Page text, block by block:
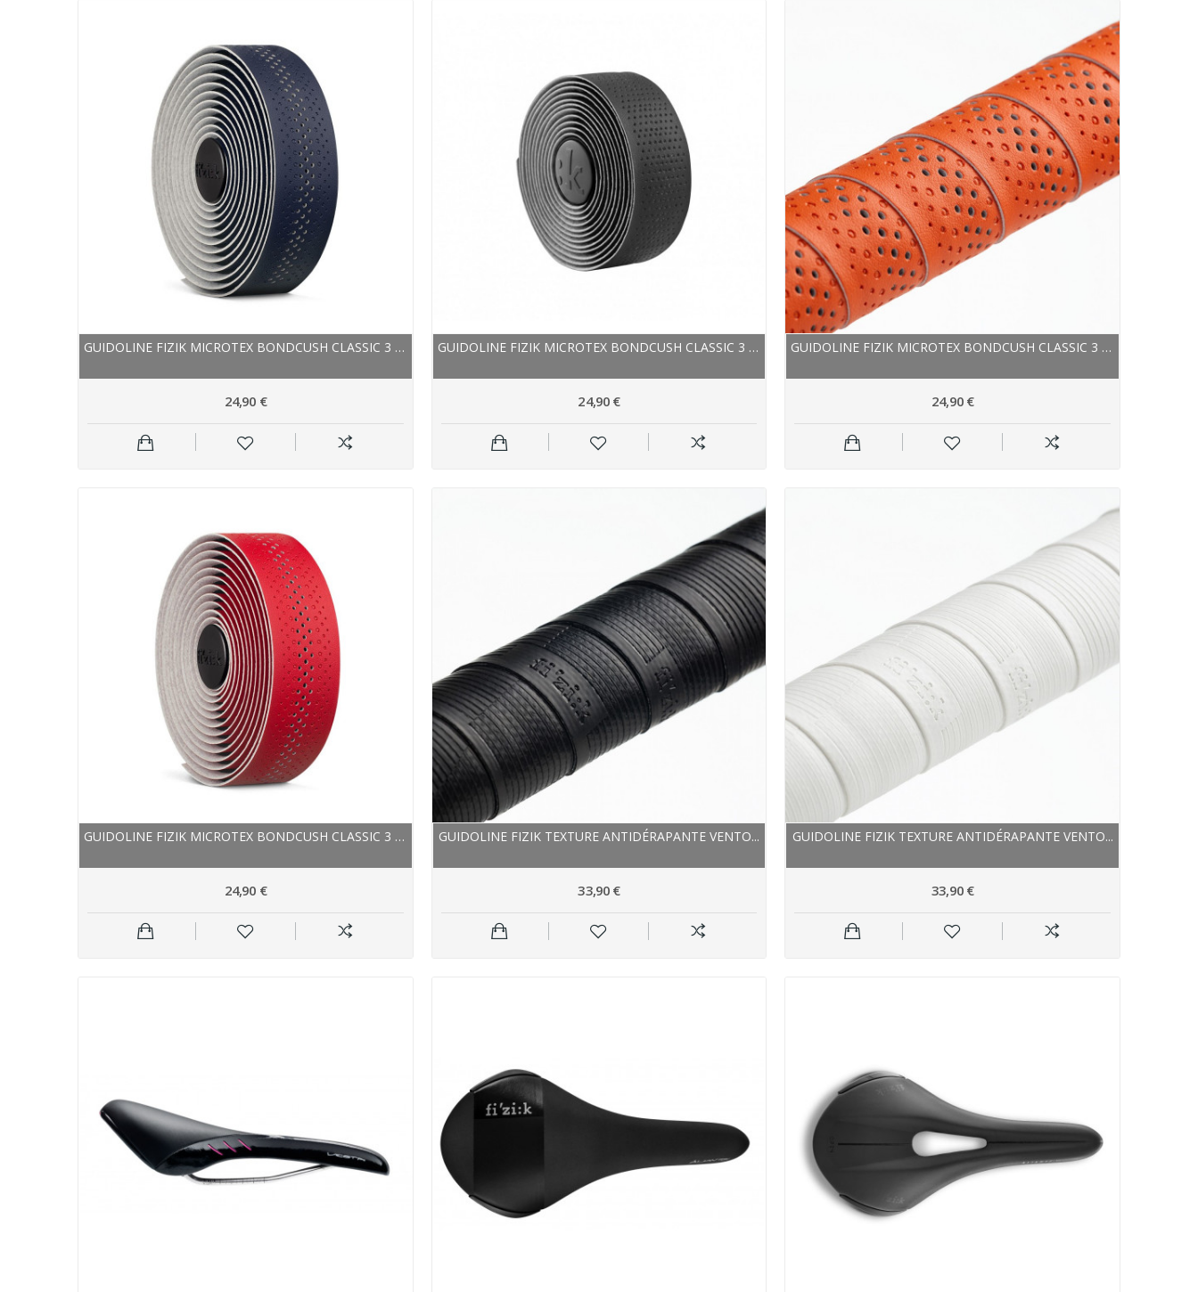
GUIDOLINE FIZIK MICROTEX BONDCUSH CLASSIC 3 MM...
24,90 €
GUIDOLINE FIZIK MICROTEX BONDCUSH CLASSIC 3 MM...
24,90 €
GUIDOLINE FIZIK MICROTEX BONDCUSH CLASSIC 3 MM...
24,90 €
GUIDOLINE FIZIK MICROTEX BONDCUSH CLASSIC 3 MM...
24,90 €
GUIDOLINE FIZIK TEXTURE ANTIDÉRAPANTE VENTO...
33,90 €
GUIDOLINE FIZIK TEXTURE ANTIDÉRAPANTE VENTO...
33,90 €